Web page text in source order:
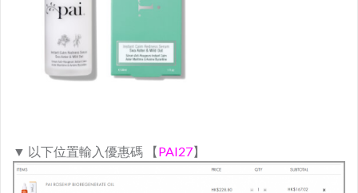
▼ 以下位置輸入優惠碼 【PAI27】